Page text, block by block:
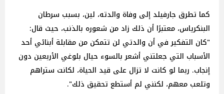
كما تطرق جارفيلد إلى وفاة والدته، لين، بسبب سرطان
البنكرياس، معتبرًا أن ذلك زاد من شعوره بالذنب، حيث قال:
"كان التفكير في أن والدتي لن تتمكن من مقابلة أبنائي أحد
الأسباب التي جعلتني أشعر بالسوء حيال بلوغي الأربعين دون
إنجاب. ربما لو كانت لا تزال على قيد الحياة، لكانت ستراهم
وتلعب معهم، لكنني لم أستطع تحقيق ذلك".